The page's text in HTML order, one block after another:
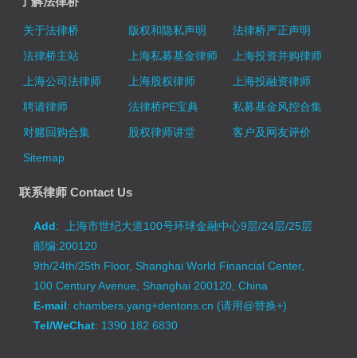
关于法律桥 版权和隐私声明
法律桥严正声明
法律桥主站
上海私募基金律师
上海投资并购律师
上海公司法律师
上海股权律师
上海投融资律师
聘请律师
法律桥PE宝典
私募基金风控合集
对赌回购合集
股权律师讲堂
客户及网友评价
Sitemap
联系律师 Contact Us
Add: 上海市世纪大道100号环球金融中心9层/24层/25层
邮编:200120
9th/24th/25th Floor, Shanghai World Financial Center,
100 Century Avenue, Shanghai 200120, China
E-mail: chambers.yang+dentons.cn (请用@替换+)
Tel/WeChat: 1390 182 6830